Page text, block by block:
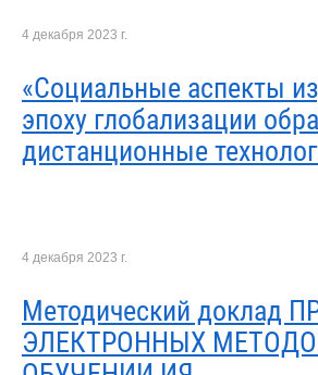
4 декабря 2023 г.
«Социальные аспекты
эпоху глобализации
дистанционные
4 декабря 2023 г.
Методический доклад
ЭЛЕКТРОННЫХ